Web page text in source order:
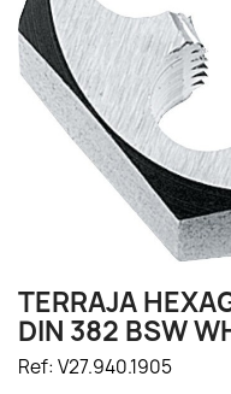
TERRAJA
DIN 382 BSW
Ref: V27.940.1905